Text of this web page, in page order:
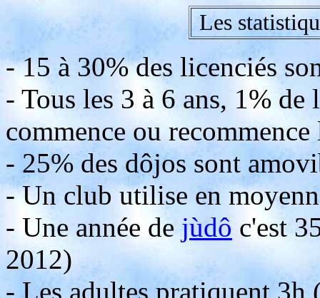
Les
- 15 à 30% des licenciés
- Tous les 3 à 6 ans, 1%
commence ou
- 25% des dôjos sont
- Un club utilise en
- Une année de jùdô c'est
2012)
- Les adultes pratiquent 3h